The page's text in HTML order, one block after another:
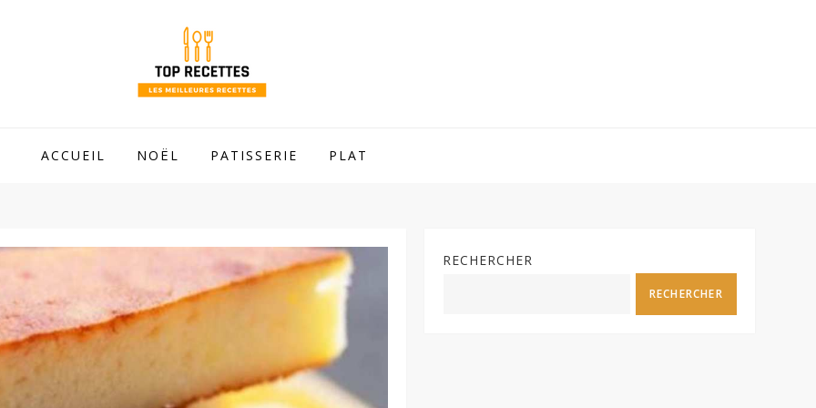
ACCUEIL NOËL PATISSERIE PLAT
RECHERCHER
RECHERCHER